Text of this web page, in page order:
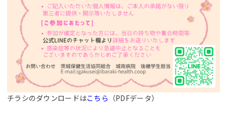
チラシのダウンロードはこちら （PDFデータ）